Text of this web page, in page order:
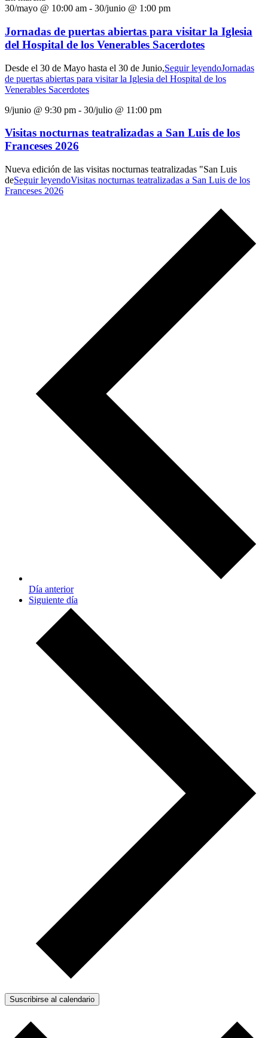
30/mayo @ 10:00 am - 30/junio @ 1:00 pm
Jornadas de puertas abiertas para visitar la Iglesia
del Hospital de los Venerables Sacerdotes
Desde el 30 de Mayo hasta el 30 de Junio,Seguir leyendoJornadas
de puertas abiertas para visitar la Iglesia del Hospital de los
Venerables Sacerdotes
9/junio @ 9:30 pm - 30/julio @ 11:00 pm
Visitas nocturnas teatralizadas a San Luis de los
Franceses 2026
Nueva edición de las visitas nocturnas teatralizadas "San Luis
deSeguir leyendoVisitas nocturnas teatralizadas a San Luis de los
Franceses 2026
Día anterior
Siguiente día
Suscribirse al calendario